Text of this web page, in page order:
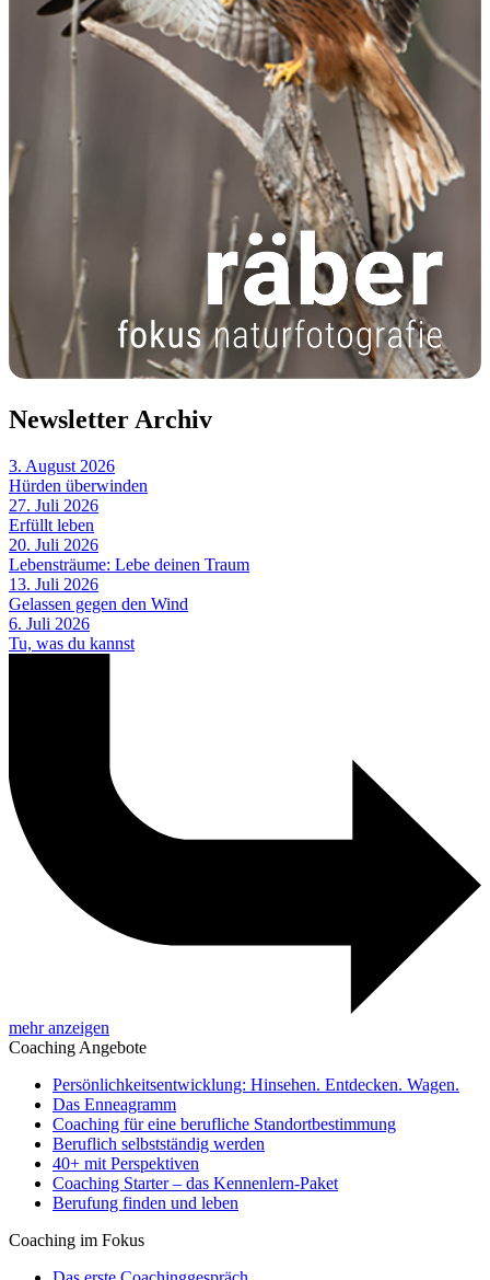
Newsletter Archiv
3. August 2026
Hürden überwinden
27. Juli 2026
Erfüllt leben
20. Juli 2026
Lebensträume: Lebe deinen Traum
13. Juli 2026
Gelassen gegen den Wind
6. Juli 2026
Tu, was du kannst
mehr anzeigen
Coaching Angebote
Persönlichkeitsentwicklung: Hinsehen. Entdecken. Wagen.
Das Enneagramm
Coaching für eine berufliche Standortbestimmung
Beruflich selbstständig werden
40+ mit Perspektiven
Coaching Starter – das Kennenlern-Paket
Berufung finden und leben
Coaching im Fokus